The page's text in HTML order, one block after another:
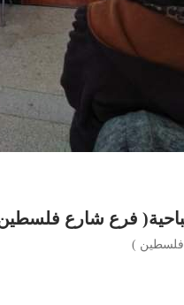
فرع شارع
فلسطين )